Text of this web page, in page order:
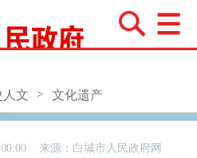
人文 > 文化遗产
来源： 白城市人民政府网